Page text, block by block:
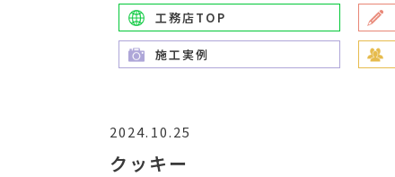
工務店TOP
施工実例
2024.10.25
クッキー